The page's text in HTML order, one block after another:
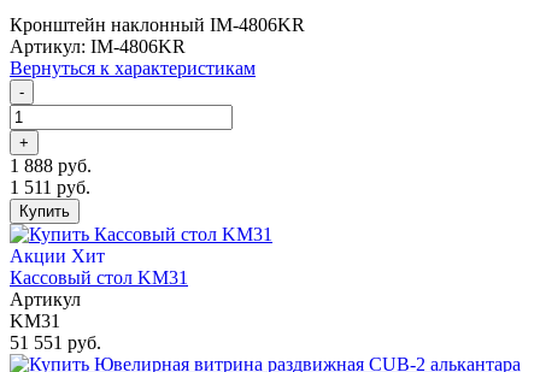
Кронштейн наклонный IM-4806KR
Артикул: IM-4806KR
Вернуться к характеристикам
-
+
1 888 руб.
1 511 руб.
Купить
Акции Хит
Кассовый стол KM31
Артикул
KM31
51 551 руб.